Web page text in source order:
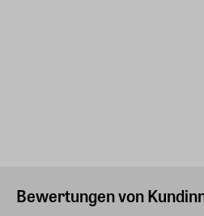
Bewertungen von